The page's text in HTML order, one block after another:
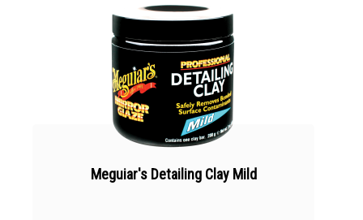
Meguiar's Detailing Clay Mild